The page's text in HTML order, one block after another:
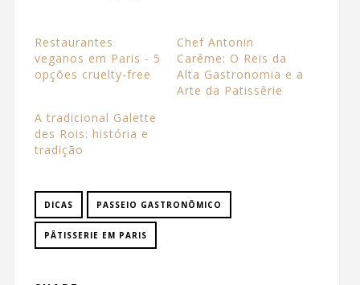
Restaurantes
veganos em Paris - 5
opções cruelty-free
Chef Antonin
Carême: O Reis da
Alta Gastronomia e a
Arte da Patissêrie
A tradicional Galette
des Rois: história e
tradição
DICAS PASSEIO GASTRONÔMICO
PÂTISSERIE EM PARIS